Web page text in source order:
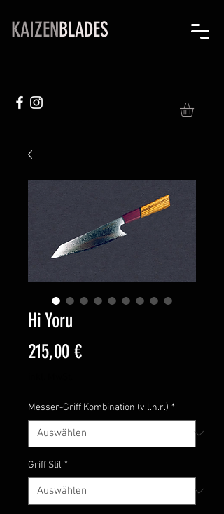
KAIZENBLADES
Hi Yoru
215,00 €Preis
Messer-Griff Kombination (v.l.n.r.) *
Griff Stil *